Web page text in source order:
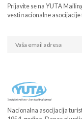
Prijavite se na YUTA
vesti nacionalne
Nacionalna asocijacija